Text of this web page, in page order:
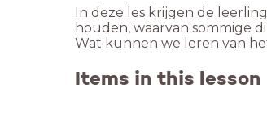
In deze les krijgen de
houden, waarvan sommige
Wat kunnen we leren van
Items in this lesson